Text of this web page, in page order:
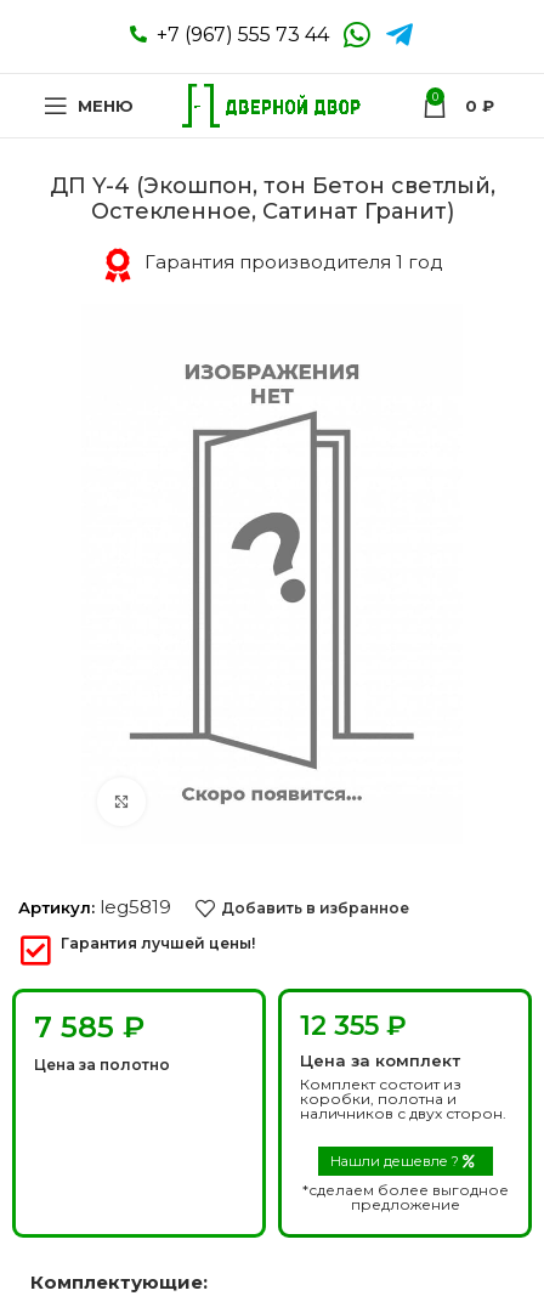
+7 (967) 555 73 44
МЕНЮ 0 0 ₽
ДП Y-4 (Экошпон, тон Бетон светлый,
Остекленное, Сатинат Гранит)
Гарантия производителя 1 год
Нажмите, чтобы увеличить
Артикул: leg5819
Добавить в избранное
Гарантия лучшей цены!
₽
Цена за полотно
12 355 ₽
Цена за комплект
Комплект состоит из
коробки, полотна и
наличников с двух сторон.
Нашли дешевле ?
*сделаем более выгодное
предложение
Комплектующие: